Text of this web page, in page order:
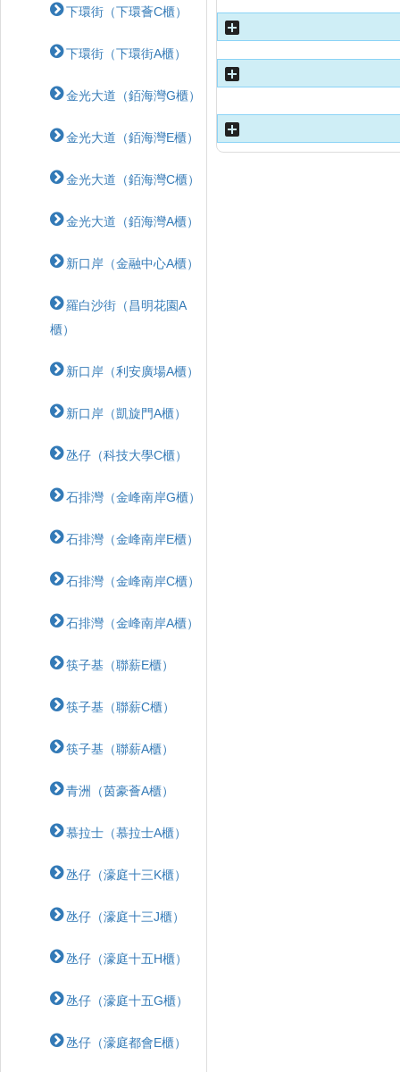
下環街（下環薈C櫃）
下環街（下環街A櫃）
金光大道（銆海灣G櫃）
金光大道（銆海灣E櫃）
金光大道（銆海灣C櫃）
金光大道（銆海灣A櫃）
新口岸（金融中心A櫃）
羅白沙街（昌明花園A
櫃）
新口岸（利安廣場A櫃）
新口岸（凱旋門A櫃）
氹仔（科技大學C櫃）
石排灣（金峰南岸G櫃）
石排灣（金峰南岸E櫃）
石排灣（金峰南岸C櫃）
石排灣（金峰南岸A櫃）
筷子基（聯薪E櫃）
筷子基（聯薪C櫃）
筷子基（聯薪A櫃）
青洲（茵豪薈A櫃）
慕拉士（慕拉士A櫃）
氹仔（濠庭十三K櫃）
氹仔（濠庭十三J櫃）
氹仔（濠庭十五H櫃）
氹仔（濠庭十五G櫃）
氹仔（濠庭都會E櫃）